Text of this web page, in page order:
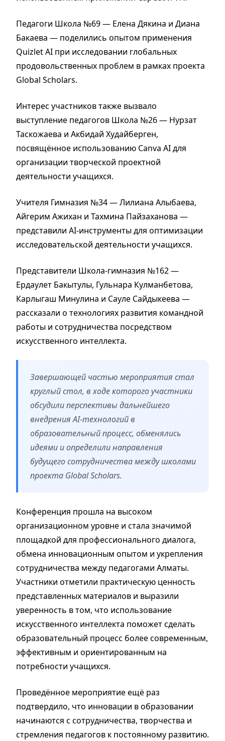
Педагоги Школа №69 — Елена Дякина и Диана
Бакаева — поделились опытом применения
Quizlet AI при исследовании глобальных
продовольственных проблем в рамках проекта
Global Scholars.
Интерес участников также вызвало
выступление педагогов Школа №26 — Нурзат
Таскожаева и Акбидaй Худайберген,
посвящённое использованию Canva AI для
организации творческой проектной
деятельности учащихся.
Учителя Гимназия №34 — Лилиана Алыбаева,
Айгерим Ажихан и Тахмина Пайзаханова —
представили AI-инструменты для оптимизации
исследовательской деятельности учащихся.
Представители Школа-гимназия №162 —
Ердаулет Бакытулы, Гульнара Кулманбетова,
Карлыгаш Минулина и Сауле Сайдыкеева —
рассказали о технологиях развития командной
работы и сотрудничества посредством
искусственного интеллекта.
Завершающей частью мероприятия стал
круглый стол, в ходе которого участники
обсудили перспективы дальнейшего
внедрения AI-технологий в
образовательный процесс, обменялись
идеями и определили направления
будущего сотрудничества между школами
проекта Global Scholars.
Конференция прошла на высоком
организационном уровне и стала значимой
площадкой для профессионального диалога,
обмена инновационным опытом и укрепления
сотрудничества между педагогами Алматы.
Участники отметили практическую ценность
представленных материалов и выразили
уверенность в том, что использование
искусственного интеллекта поможет сделать
образовательный процесс более современным,
эффективным и ориентированным на
потребности учащихся.
Проведённое мероприятие ещё раз
подтвердило, что инновации в образовании
начинаются с сотрудничества, творчества и
стремления педагогов к постоянному развитию.